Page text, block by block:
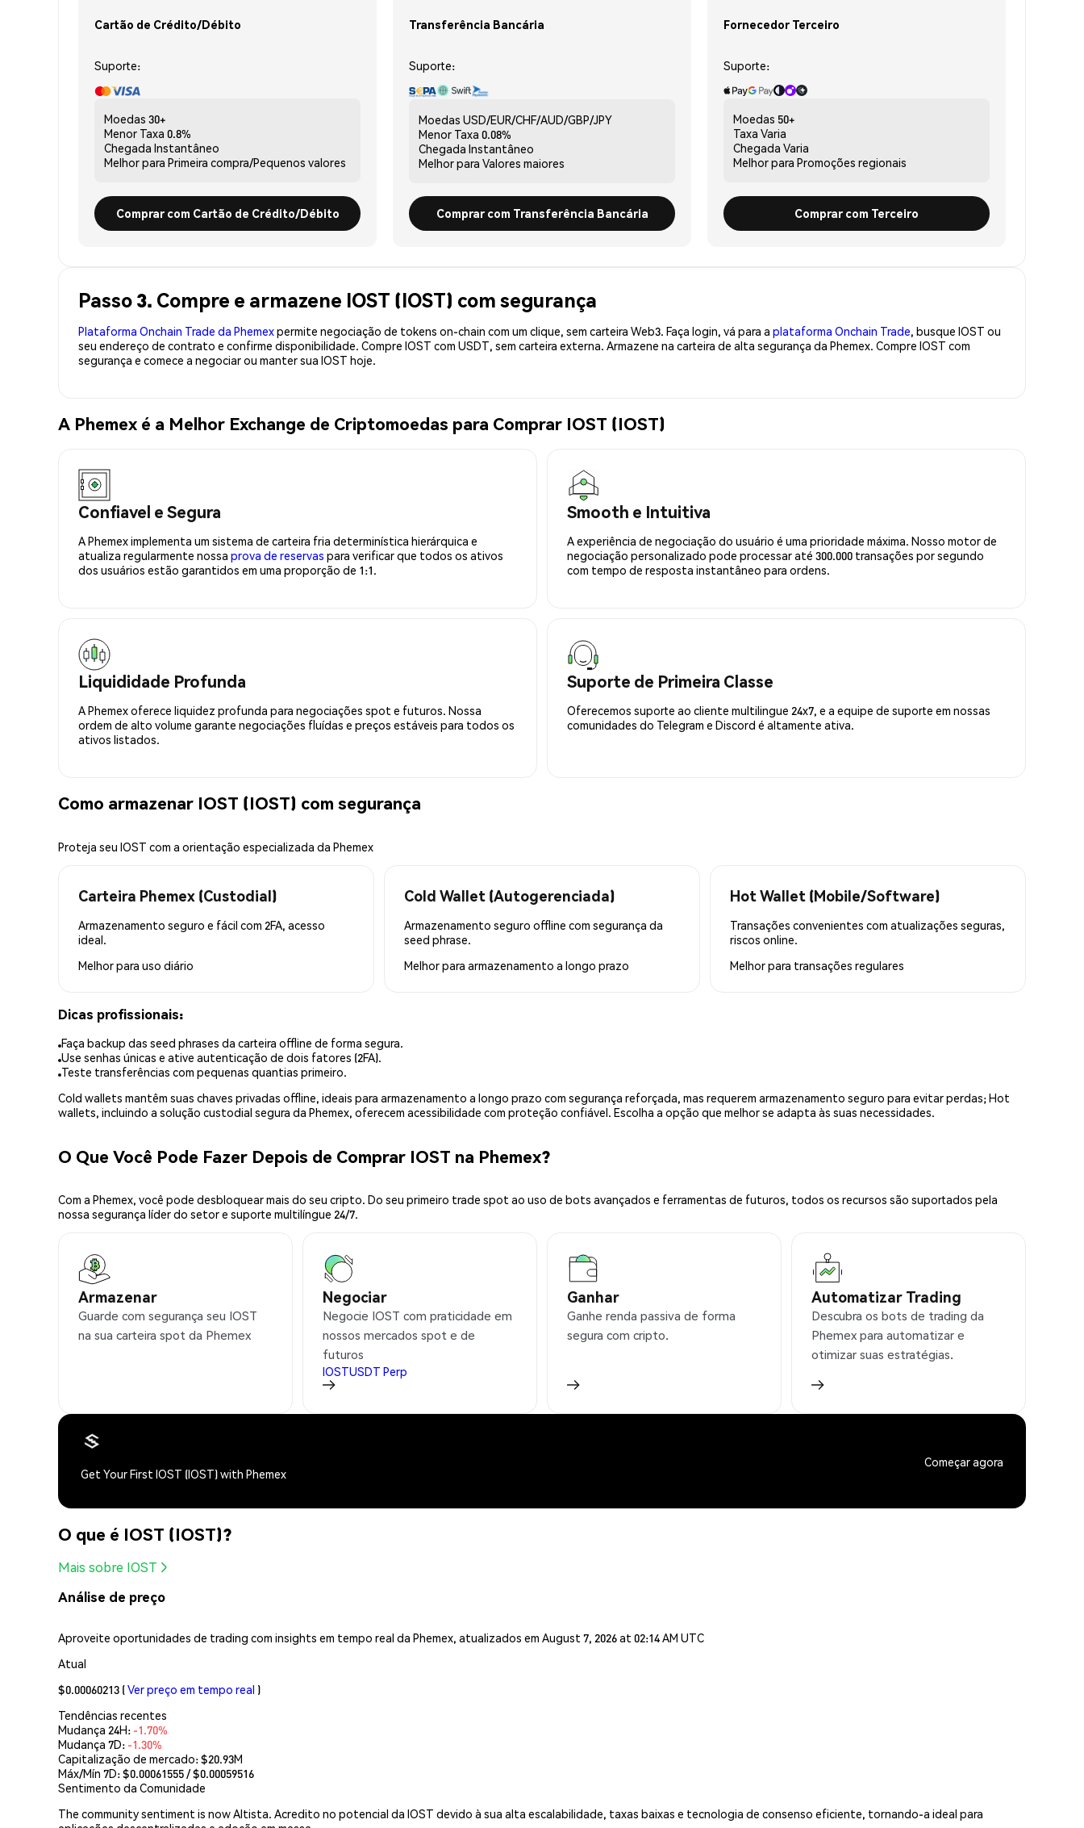
Cartão de Crédito/Débito
Suporte:
Moedas 30+
Menor Taxa 0.8%
Chegada Instantâneo
Melhor para Primeira compra/Pequenos valores
Comprar com Cartão de Crédito/Débito
Transferência Bancária
Suporte:
Moedas USD/EUR/CHF/AUD/GBP/JPY
Menor Taxa 0.08%
Chegada Instantâneo
Melhor para Valores maiores
Comprar com Transferência Bancária
Fornecedor Terceiro
Suporte:
Moedas 50+
Taxa Varia
Chegada Varia
Melhor para Promoções regionais
Comprar com Terceiro
Passo 3. Compre e armazene IOST (IOST) com segurança
Plataforma Onchain Trade da Phemexpermite negociação de tokens on-chain com um clique, sem carteira Web3. Faça login, vá para a plataforma Onchain Trade, busque IOST ou
seu endereço de contrato e confirme disponibilidade. Compre IOST com USDT, sem carteira externa. Armazene na carteira de alta segurança da Phemex. Compre IOST com
segurança e comece a negociar ou manter sua IOST hoje.
A Phemex é a Melhor Exchange de Criptomoedas para Comprar IOST (IOST)
Confiavel e Segura
A Phemex implementa um sistema de carteira fria determinística hierárquica e
atualiza regularmente nossa prova de reservas para verificar que todos os ativos
dos usuários estão garantidos em uma proporção de 1:1.
Smooth e Intuitiva
A experiência de negociação do usuário é uma prioridade máxima. Nosso motor de
negociação personalizado pode processar até 300.000 transações por segundo
com tempo de resposta instantâneo para ordens.
Liquididade Profunda
A Phemex oferece liquidez profunda para negociações spot e futuros. Nossa
ordem de alto volume garante negociações fluídas e preços estáveis para todos os
ativos listados.
Suporte de Primeira Classe
Oferecemos suporte ao cliente multilingue 24x7, e a equipe de suporte em nossas
comunidades do Telegram e Discord é altamente ativa.
Como armazenar IOST (IOST) com segurança
Proteja seu IOST com a orientação especializada da Phemex
Carteira Phemex (Custodial)
Armazenamento seguro e fácil com 2FA, acesso
ideal.
Melhor para uso diário
Cold Wallet (Autogerenciada)
Armazenamento seguro offline com segurança da
seed phrase.
Melhor para armazenamento a longo prazo
Hot Wallet (Mobile/Software)
Transações convenientes com atualizações seguras,
riscos online.
Melhor para transações regulares
Dicas profissionais:
Faça backup das seed phrases da carteira offline de forma segura.
Use senhas únicas e ative autenticação de dois fatores (2FA).
Teste transferências com pequenas quantias primeiro.
Cold wallets mantêm suas chaves privadas offline, ideais para armazenamento a longo prazo com segurança reforçada, mas requerem armazenamento seguro para evitar perdas; Hot
wallets, incluindo a solução custodial segura da Phemex, oferecem acessibilidade com proteção confiável. Escolha a opção que melhor se adapta às suas necessidades.
O Que Você Pode Fazer Depois de Comprar IOST na Phemex?
Com a Phemex, você pode desbloquear mais do seu cripto. Do seu primeiro trade spot ao uso de bots avançados e ferramentas de futuros, todos os recursos são suportados pela
nossa segurança líder do setor e suporte multilíngue 24/7.
Armazenar
Guarde com segurança seu IOST
na sua carteira spot da Phemex
Negociar
Negocie IOST com praticidade em
nossos mercados spot e de
futuros
IOSTUSDT Perp
Ganhar
Ganhe renda passiva de forma
segura com cripto.
Automatizar Trading
Descubra os bots de trading da
Phemex para automatizar e
otimizar suas estratégias.
Get Your First IOST (IOST) with Phemex
Começar agora
O que é IOST (IOST)?
Mais sobre IOST
Análise de preço
Aproveite oportunidades de trading com insights em tempo real da Phemex, atualizados em August 7, 2026 at 02:14 AM UTC
Atual
$0.00060213 (Ver preço em tempo real )
Tendências recentes
Mudança 24H: -1.70%
Mudança 7D: -1.30%
Capitalização de mercado:$20.93M
Máx/Mín 7D: $0.00061555/ $0.00059516
Sentimento da Comunidade
The community sentiment is now Altista. Acredito no potencial da IOST devido à sua alta escalabilidade, taxas baixas e tecnologia de consenso eficiente, tornando-a ideal para